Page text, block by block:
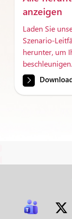
anzeigen
Laden Sie
Szenario-
herunter, um
beschleunigen.